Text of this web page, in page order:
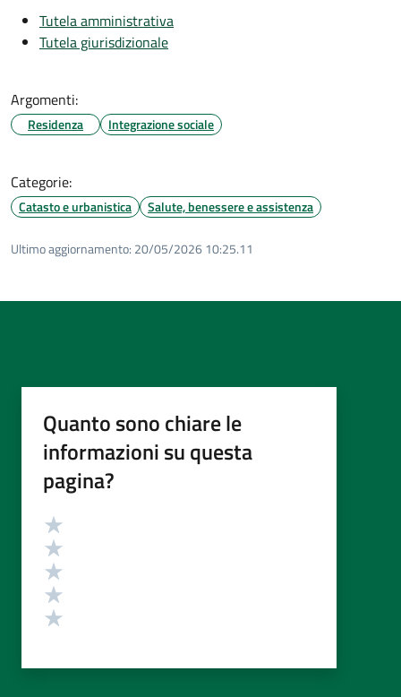
Tutela amministrativa
Tutela giurisdizionale
Argomenti:
Residenza Integrazione sociale
Categorie:
Catasto e urbanistica Salute, benessere e assistenza
Ultimo aggiornamento: 20/05/2026 10:25.11
Quanto sono chiare le
informazioni su questa
pagina?
Valutazione